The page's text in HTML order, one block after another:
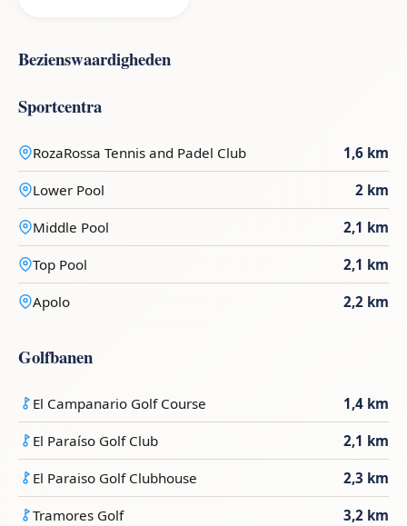
Bezienswaardigheden
Sportcentra
RozaRossa Tennis and Padel Club 1,6 km
Lower Pool 2 km
Middle Pool 2,1 km
Top Pool 2,1 km
Apolo 2,2 km
Golfbanen
El Campanario Golf Course 1,4 km
El Paraíso Golf Club 2,1 km
El Paraiso Golf Clubhouse 2,3 km
Tramores Golf 3,2 km